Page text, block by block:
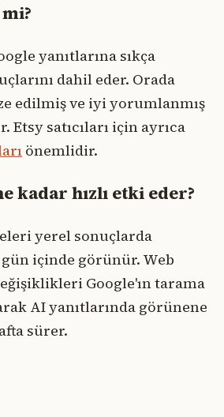
yanıtlarına sıkça
dahil eder. Orada
edilmiş ve iyi yorumlanmış
Etsy satıcıları için ayrıca
önemlidir.
kadar hızlı etki eder?
yerel sonuçlarda
içinde görünür. Web
Google'ın tarama
AI yanıtlarında görünene
sürer.